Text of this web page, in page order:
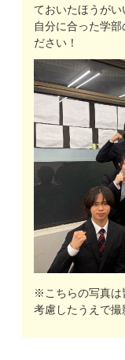
ておいたほうがい
自分に合った学
ださい！
※こちらの写真は
考慮したうえで撮